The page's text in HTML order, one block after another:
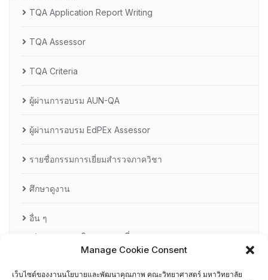
Manage Cookie Consent
เว็บไซต์ของงานนโยบายและพัฒนาคุณภาพ คณะวิทยาศาสตร์ มหาวิทยาลัย
TQA Application Report Writing
TQA Assessor
TQA Criteria
ผู้ผ่านการอบรม AUN-QA
ผู้ผ่านการอบรม EdPEx Assessor
รายชื่อกรรมการเยี่ยมสำรวจภาควิชา
ศึกษาดูงาน
อื่น ๆ
กรรมการบริหารความเสี่ยง